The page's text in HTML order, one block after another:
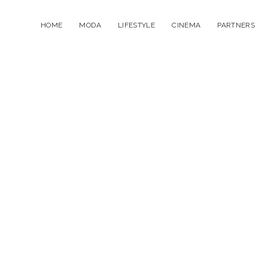
HOME MODA LIFESTYLE CINEMA PARTNERS